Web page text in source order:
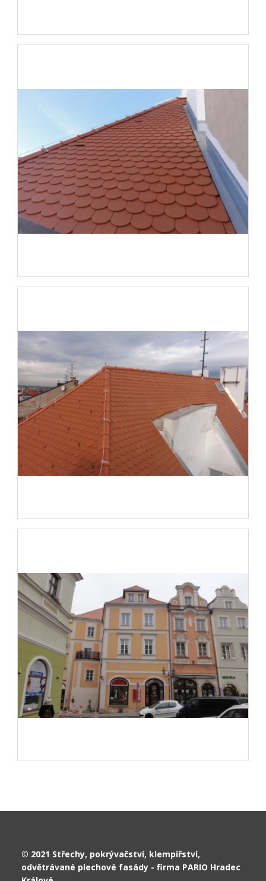
© 2021 Střechy, pokrývačství, klempířství,
odvětrávané plechové fasády - firma PARIO Hradec